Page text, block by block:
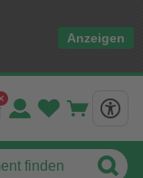
Anzeigen